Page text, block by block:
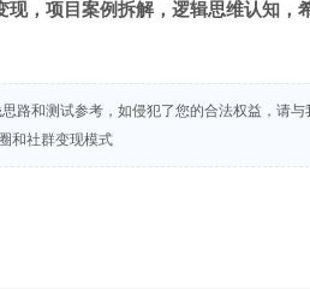
，项目案例拆解，逻辑思维认知，
路和测试参考，如侵犯了您的合法权益，请与
和社群变现模式